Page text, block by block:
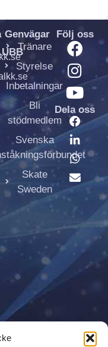
Genvägar
Tränare
Styrelse
Inbetalningar
Bli
stödmedlem
Svenska
Skate
Sweden
Följ oss
Dela oss